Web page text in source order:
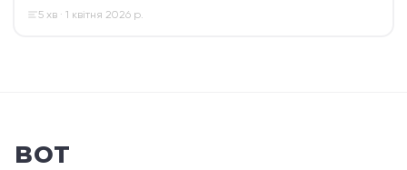
5 хв · 1 квітня 2026 р.
BOT